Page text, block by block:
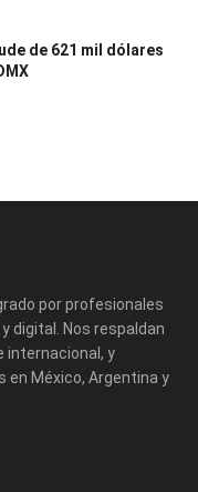
de 621 mil dólares
por profesionales
digital. Nos respaldan
internacional, y
en México, Argentina y